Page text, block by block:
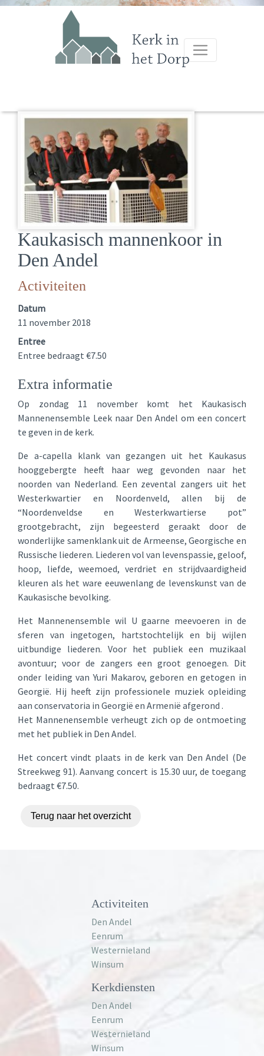
Kaukasisch mannenkoor in
Den Andel
Activiteiten
Datum
11 november 2018
Entree
Entree bedraagt €7.50
Extra informatie
Op zondag 11 november komt het Kaukasisch
Mannenensemble Leek naar Den Andel om een concert
te geven in de kerk.
De a-capella klank van gezangen uit het Kaukasus
hooggebergte heeft haar weg gevonden naar het
noorden van Nederland. Een zevental zangers uit het
Westerkwartier en Noordenveld, allen bij de
“Noordenveldse en Westerkwartierse pot”
grootgebracht, zijn begeesterd geraakt door de
wonderlijke samenklank uit de Armeense, Georgische en
Russische liederen. Liederen vol van levenspassie, geloof,
hoop, liefde, weemoed, verdriet en strijdvaardigheid
kleuren als het ware eeuwenlang de levenskunst van de
Kaukasische bevolking.
Het Mannenensemble wil U gaarne meevoeren in de
sferen van ingetogen, hartstochtelijk en bij wijlen
uitbundige liederen. Voor het publiek een muzikaal
avontuur; voor de zangers een groot genoegen. Dit
onder leiding van Yuri Makarov, geboren en getogen in
Georgië. Hij heeft zijn professionele muziek opleiding
aan conservatoria in Georgië en Armenië afgerond .
Het Mannenensemble verheugt zich op de ontmoeting
met het publiek in Den Andel.
Het concert vindt plaats in de kerk van Den Andel (De
Streekweg 91). Aanvang concert is 15.30 uur, de toegang
bedraagt €7.50.
Terug naar het overzicht
Activiteiten
Den Andel
Eenrum
Westernieland
Winsum
Kerkdiensten
Den Andel
Eenrum
Westernieland
Winsum